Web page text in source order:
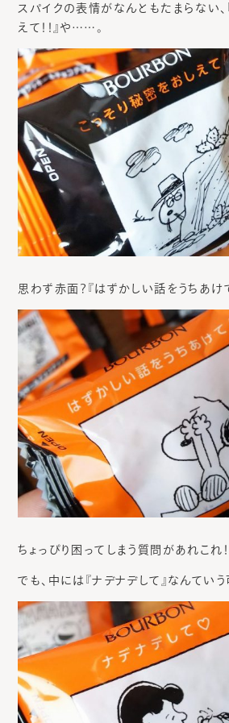
スパイクの表情がなんともたまらない、
えて！！』や……。
思わず赤面？『はずかしい話をうちあけ
ちょっぴり困ってしまう質問があれこれ！
でも、中には『ナデナデして』なんてい